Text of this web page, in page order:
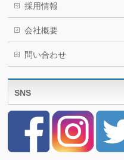
採用情報
会社概要
問い合わせ
SNS